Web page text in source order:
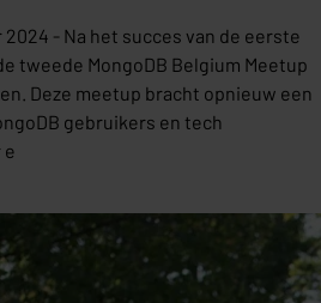
- Na het succes van de eerste
tweede MongoDB Belgium Meetup
Deze meetup bracht opnieuw een
gebruikers en tech
e